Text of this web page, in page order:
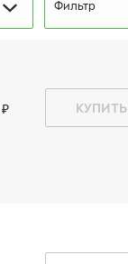
Фильтр
КУПИТЬ